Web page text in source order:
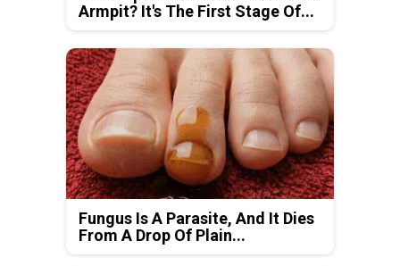
Armpit? It's The First Stage Of...
Fungus Is A Parasite, And It Dies
From A Drop Of Plain...